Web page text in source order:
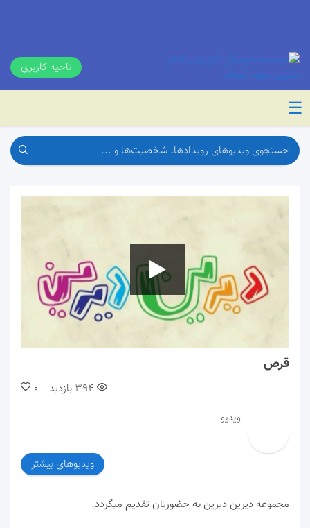
ناحیه کاربری
☰
قرص
0 394 بازدید
ویدیو
ویدیوهای بیشتر
مجموعه دیرین دیرین به حضورتان تقدیم میگردد.